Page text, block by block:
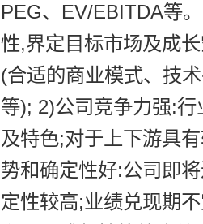
PEG、EV/EBITDA等
性,界定目标市场及成
(合适的商业模式、技
等); 2)公司竞争力强:
及特色;对于上下游具
势和确定性好:公司即
定性较高;业绩兑现期